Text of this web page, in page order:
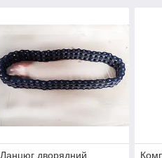
Ланцюг дворядний